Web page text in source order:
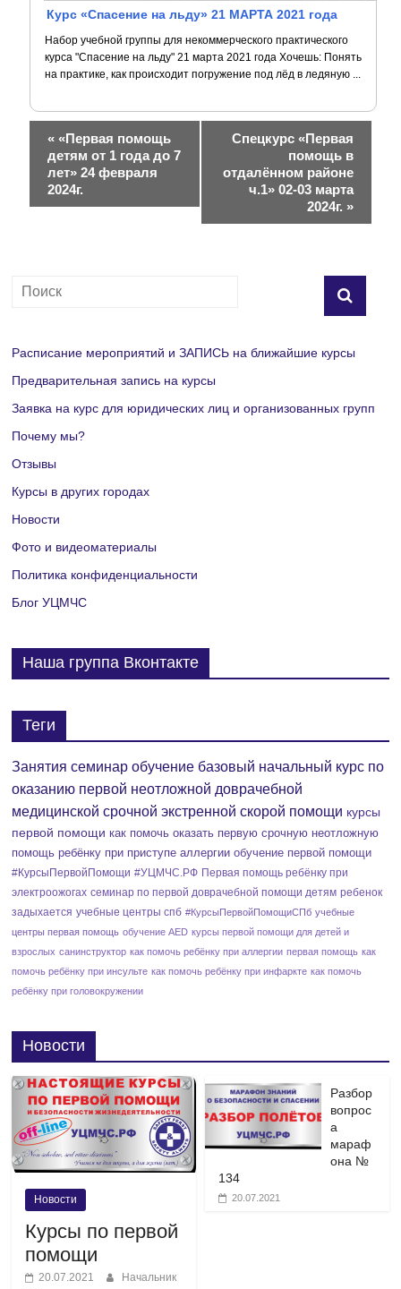
Курс «Спасение на льду» 21 МАРТА 2021 года
Набор учебной группы для некоммерческого практического
курса "Спасение на льду" 21 марта 2021 года Хочешь: Понять
на практике, как происходит погружение под лёд в ледяную ...
Н
в
г
ц
и
я
М
е
р
о
п
р
и
я
т
и
е
« «Первая помощь
детям от 1 года до 7
лет» 24 февраля
2024г.
Спецкурс «Первая
помощь в
отдалённом районе
ч.1» 02-03 марта
2024г. »
Расписание мероприятий и ЗАПИСЬ на ближайшие курсы
Предварительная запись на курсы
Заявка на курс для юридических лиц и организованных групп
Почему мы?
Отзывы
Курсы в других городах
Новости
Фото и видеоматериалы
Политика конфиденциальности
Блог УЦМЧС
Наша группа Вконтакте
Теги
Занятия семинар обучение базовый начальный курс по
оказанию первой неотложной доврачебной
медицинской срочной экстренной скорой помощи курсы
первой помощи как помочь оказать первую срочную неотложную
помощь ребёнку при приступе аллергии обучение первой помощи
#КурсыПервойПомощи #УЦМЧС.РФ Первая помощь ребёнку при
электроожогах семинар по первой доврачебной помощи детям ребенок
задыхается учебные центры спб #КурсыПервойПомощиСПб учебные
центры первая помощь обучение AED курсы первой помощи для детей и
взрослых санинструктор как помочь ребёнку при аллергии первая помощь как
помочь ребёнку при инсульте как помочь ребёнку при инфаркте как помочь
ребёнку при головокружении
Новости
Новости
Курсы по первой
помощи
20.07.2021
Начальник
Разбор
вопрос
а
мараф
она №
134
20.07.2021